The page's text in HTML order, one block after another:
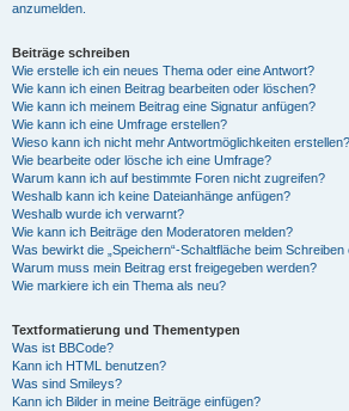
anzumelden.
Beiträge schreiben
Wie erstelle ich ein neues Thema oder eine Antwort?
Wie kann ich einen Beitrag bearbeiten oder löschen?
Wie kann ich meinem Beitrag eine Signatur anfügen?
Wie kann ich eine Umfrage erstellen?
Wieso kann ich nicht mehr Antwortmöglichkeiten erstellen?
Wie bearbeite oder lösche ich eine Umfrage?
Warum kann ich auf bestimmte Foren nicht zugreifen?
Weshalb kann ich keine Dateianhänge anfügen?
Weshalb wurde ich verwarnt?
Wie kann ich Beiträge den Moderatoren melden?
Was bewirkt die „Speichern“-Schaltfläche beim
Warum muss mein Beitrag erst freigegeben werden?
Wie markiere ich ein Thema als neu?
Textformatierung und Thementypen
Was ist BBCode?
Kann ich HTML benutzen?
Was sind Smileys?
Kann ich Bilder in meine Beiträge einfügen?